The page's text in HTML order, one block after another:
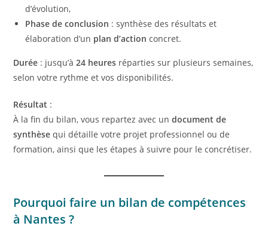
d’évolution,
Phase de conclusion : synthèse des résultats et
élaboration d’un plan d’action concret.
Durée : jusqu’à24 heures réparties sur plusieurs semaines,
selon votre rythme et vos disponibilités.
Résultat :
À la fin du bilan, vous repartez avec undocument de
synthèse qui détaille votre projet professionnel ou de
formation, ainsi que les étapes à suivre pour le concrétiser.
Pourquoi faire un bilan de compétences
à Nantes ?